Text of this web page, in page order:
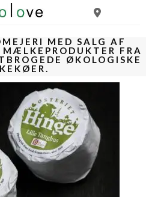
MED SALG AF
FRA
ØKOLOGISKE